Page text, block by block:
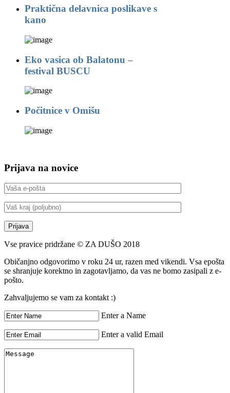
Praktična delavnica poslikave s
kano
Eko vasica ob Balatonu –
festival BUSCU
Počitnice v Omišu
Prijava na novice
Vse pravice pridržane © ZA DUŠO 2018
Običanjno odgovorimo v roku 24 ur, razen med vikendi. Vsa epošta
se shranjuje korektno in zagotavljamo, da vas ne bomo zasipali z e-
pošto.
Zahvaljujemo se vam za kontakt :)
Enter a Name
Enter a valid Email